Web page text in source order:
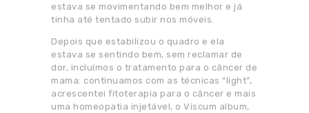
estava se movimentando bem melhor e já
tinha até tentado subir nos móveis.
Depois que estabilizou o quadro e ela
estava se sentindo bem, sem reclamar de
dor, incluímos o tratamento para o câncer de
mama: continuamos com as técnicas “light”,
acrescentei fitoterapia para o câncer e mais
uma homeopatia injetável, o Viscum album,